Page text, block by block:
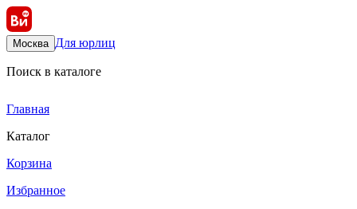
Москва Для юрлиц
Поиск в каталоге
Главная
Каталог
Корзина
Избранное